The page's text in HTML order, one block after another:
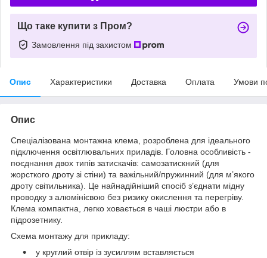
Що таке купити з Пром?
Замовлення під захистом
Опис Характеристики Доставка Оплата Умови
Опис
Спеціалізована монтажна клема, розроблена для ідеального
підключення освітлювальних приладів. Головна особливість -
поєднання двох типів затискачів: самозатискний (для
жорсткого дроту зі стіни) та важільний/пружинний (для м’якого
дроту світильника). Це найнадійніший спосіб з’єднати мідну
проводку з алюмінієвою без ризику окислення та перегріву.
Клема компактна, легко ховається в чаші люстри або в
підрозетнику.
Схема монтажу для прикладу:
у круглий отвір із зусиллям вставляється